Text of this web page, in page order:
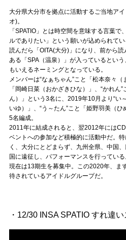
muevoクラウドファンディング
muevoコミュニティ
ぶいクラ！by muevo
ぶいコミュ！by muevo
ぶいマガ！ by muevo
Follow us
Official SNS
大分県大分市を拠点に活動するご当地ア
オ)。
「SPATIO」とは時空間を意味する言葉
ルでありたい」という願いが込められて
読んだら「OITA(大分)」になり、前から
ある「SPA（温泉）」が入っているとい
もいえるネーミングとなっている。
メンバーは“なぁちゃん”こと「松本奈々（
「岡崎日菜（おかざきひな）」、“かれん
ん）」という3名に、2019年10月より“い
いゆ）」、“う～たん”こと「姫野羽美（
5名編成。
2011年に結成されると、翌2012年には
ベントへの参加など積極的に活動中だ。
く、大分にとどまらず、九州全県、中国
国に遠征し、パフォーマンスを行っている
現在は13期生を募集中。この2020年、ま
待されているアイドルグループだ。
・12/30 INSA SPATIO すれ違